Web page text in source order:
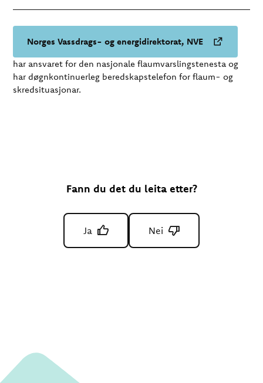
Norges Vassdrags- og energidirektorat, NVE
har ansvaret for den nasjonale flaumvarslingstenesta og
har døgnkontinuerleg beredskapstelefon for flaum- og
skredsituasjonar.
Fann du det du leita etter?
Ja Nei